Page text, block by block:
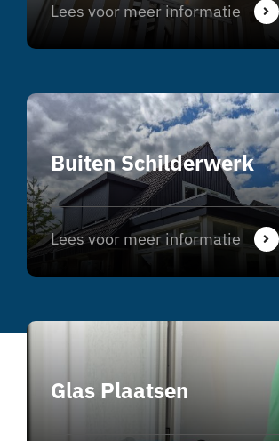
Lees voor meer informatie
Buiten Schilderwerk
Lees voor meer informatie
Glas Plaatsen